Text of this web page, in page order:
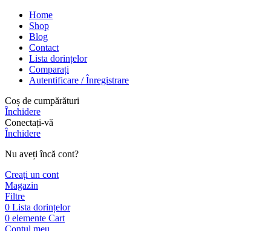
Home
Shop
Blog
Contact
Lista dorințelor
Comparați
Autentificare / Înregistrare
Coș de cumpărături
Închidere
Conectați-vă
Închidere
Nu aveți încă cont?
Creați un cont
Magazin
Filtre
0 Lista dorințelor
0 elemente Cart
Contul meu